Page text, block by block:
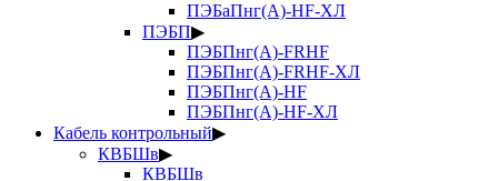
ПЭБаПнг(А)-HF-ХЛ
ПЭБП▶
ПЭБПнг(А)-FRHF
ПЭБПнг(А)-FRHF-ХЛ
ПЭБПнг(А)-HF
ПЭБПнг(А)-HF-ХЛ
Кабель контрольный▶
КВБШв▶
КВБШв